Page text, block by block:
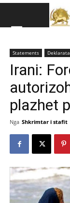
Statements
Irani:
plazhet
Nga Shkrimtar i stafit